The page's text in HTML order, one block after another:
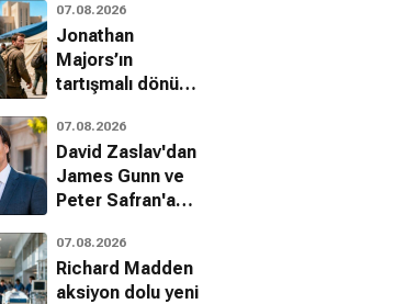
Tatil
senaryo
çalışmalarına hız
verdi
07.08.2026
Jonathan
Majors’ın
tartışmalı dönüşü:
Infidels fragmanı
yayınlandı
07.08.2026
David Zaslav'dan
James Gunn ve
Peter Safran'a
07.08.2026
Richard Madden
aksiyon dolu yeni